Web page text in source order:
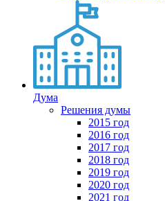
Дума
Решения думы
2015 год
2016 год
2017 год
2018 год
2019 год
2020 год
2021 год